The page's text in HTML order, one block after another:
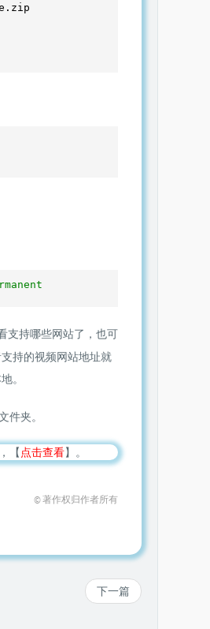
支持哪些网站了，也可
持的视频网站地址就
。
件夹。
【点击查看】。
© 著作权归作者所有
下一篇